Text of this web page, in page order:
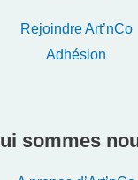
Rejoindre Art’nCo
Adhésion
sommes